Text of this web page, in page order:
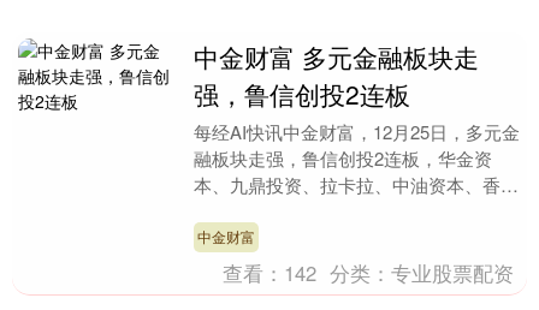
中金财富 多元金融板块走
强，鲁信创投2连板
每经AI快讯中金财富，12月25日，多元金
融板块走强，鲁信创投2连板，华金资
本、九鼎投资、拉卡拉、中油资本、香溢
新浪财经AP....
中金财富
查看： 142 分类：专业股票配资